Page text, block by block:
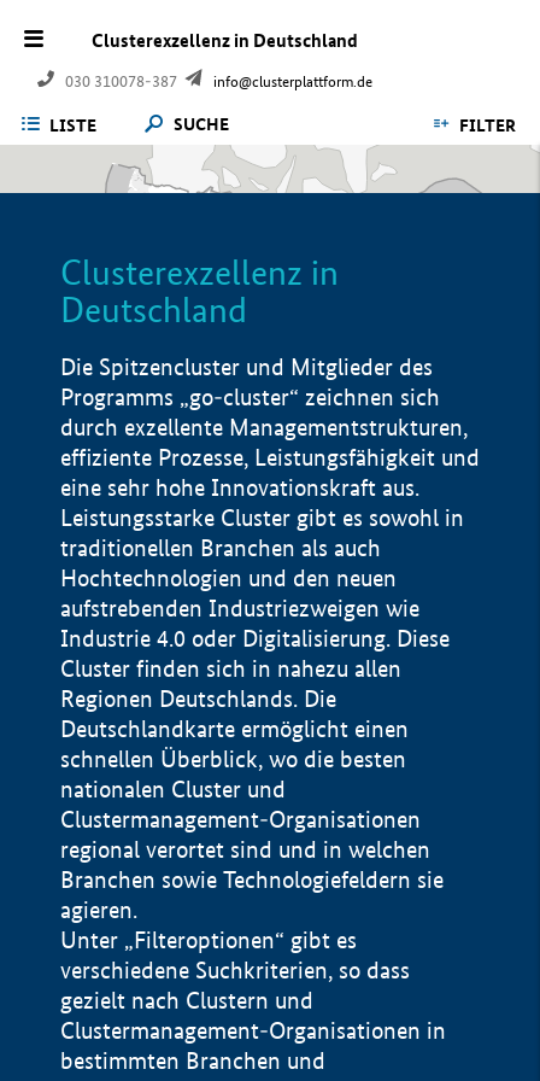
Clusterexzellenz in Deutschland
030 310078-387 info@clusterplattform.de
LISTE SUCHE FILTER
Clusterexzellenz in
Deutschland
Die Spitzencluster und Mitglieder des
Programms „go-cluster“ zeichnen sich
durch exzellente Managementstrukturen,
effiziente Prozesse, Leistungsfähigkeit und
eine sehr hohe Innovationskraft aus.
Leistungsstarke Cluster gibt es sowohl in
traditionellen Branchen als auch
Hochtechnologien und den neuen
aufstrebenden Industriezweigen wie
Industrie 4.0 oder Digitalisierung. Diese
Cluster finden sich in nahezu allen
Regionen Deutschlands. Die
Deutschlandkarte ermöglicht einen
schnellen Überblick, wo die besten
nationalen Cluster und
Clustermanagement-Organisationen
regional verortet sind und in welchen
Branchen sowie Technologiefeldern sie
agieren.
Unter „Filteroptionen“ gibt es
verschiedene Suchkriterien, so dass
gezielt nach Clustern und
Clustermanagement-Organisationen in
bestimmten Branchen und
Impressum
Datenschutzerklärung
BMWE, 2026 ©
100 km © Geobasis-DE / BKG 2015